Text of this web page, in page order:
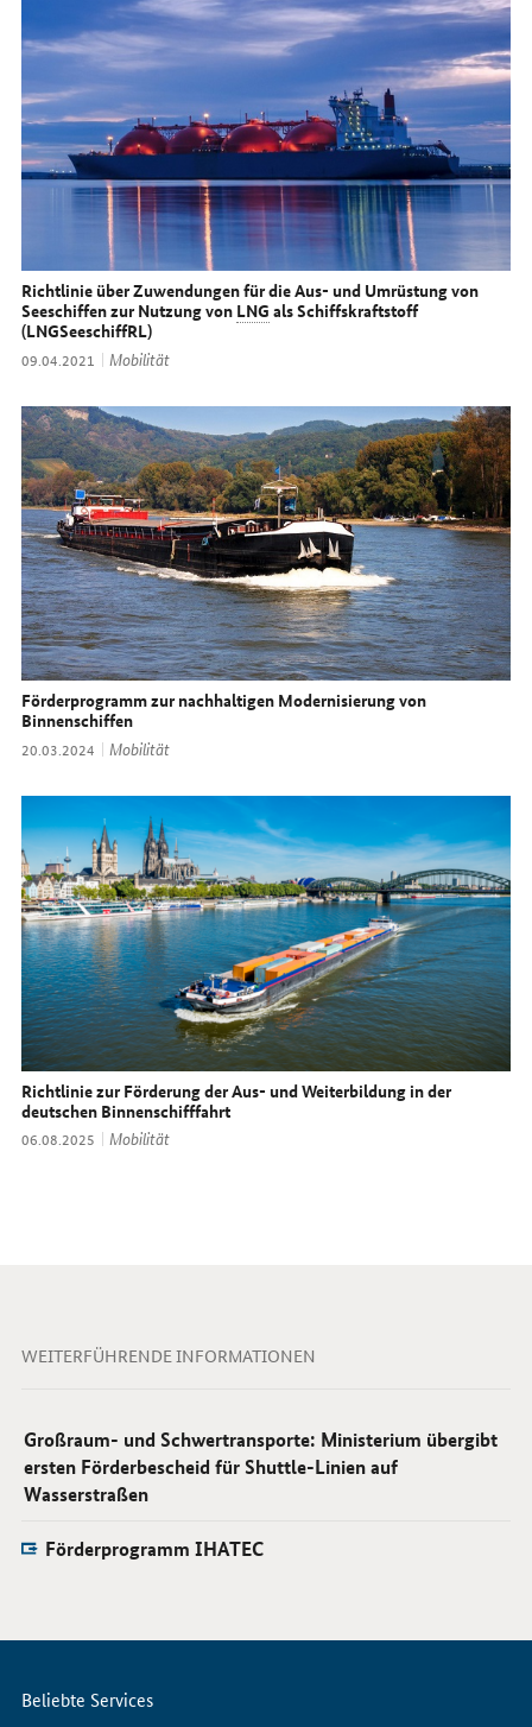
Richtlinie über Zuwendungen für die Aus- und Umrüstung von
Seeschiffen zur Nutzung von LNG als Schiffskraftstoff
(LNGSeeschiffRL)
Datum:
09.04.2021 Thema:
Mobilität
Förderprogramm zur nachhaltigen Modernisierung von
Binnenschiffen
Datum:
20.03.2024 Thema:
Mobilität
Richtlinie zur Förderung der Aus- und Weiterbildung in der
deutschen Binnenschifffahrt
Datum:
06.08.2025 Thema:
Mobilität
WEITERFÜHRENDE INFORMATIONEN
Großraum- und Schwertransporte: Ministerium übergibt
ersten Förderbescheid für Shuttle-Linien auf
Wasserstraßen
Förderprogramm IHATEC
Servicemenü
Beliebte Services